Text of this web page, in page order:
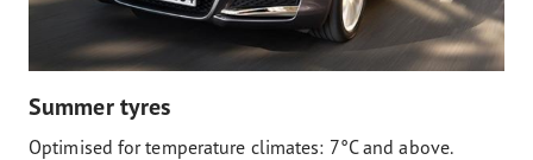
Summer tyres
Optimised for temperature climates: 7°C and above.